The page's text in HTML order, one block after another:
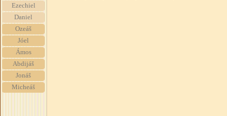
Ezechiel
Daniel
Ozeáš
Jóel
Ámos
Abdijáš
Jonáš
Micheáš